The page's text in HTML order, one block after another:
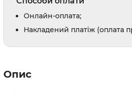
Онлайн-оплата;
Накладений платіж (оплата
Опис